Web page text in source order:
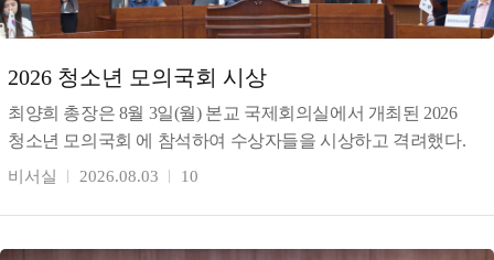
2026 청소년 모의국회 시상
최양희 총장은 8월 3일(월) 본교 국제회의실에서 개최된 2026
청소년 모의국회 에 참석하여 수상자들을 시상하고 격려했다.
강원일보가 주최(창간 80주년 기념)하고 한림대학교가
비서실 2026.08.03 10